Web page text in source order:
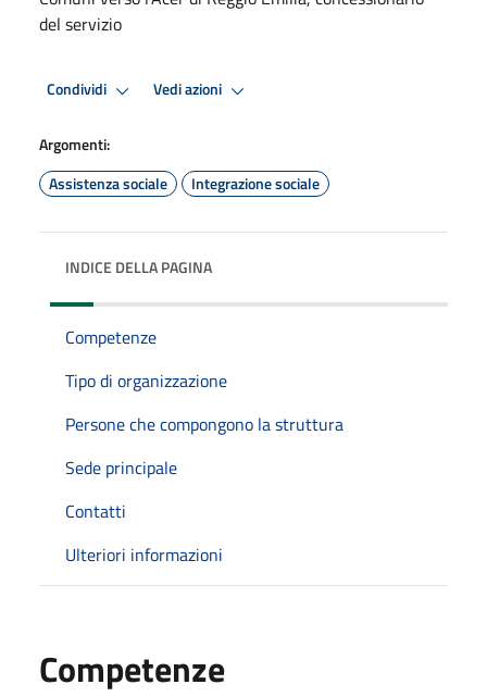
del servizio
Condividi Vedi azioni
Argomenti:
Assistenza sociale
Integrazione sociale
INDICE DELLA PAGINA
Competenze
Tipo di organizzazione
Persone che compongono la struttura
Sede principale
Contatti
Ulteriori informazioni
Competenze